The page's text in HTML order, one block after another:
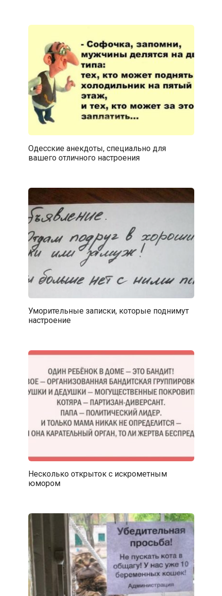
Одесские анекдоты, специально для
вашего отличного настроения
Уморительные записки, которые поднимут
настроение
Несколько открыток с искрометным
юмором